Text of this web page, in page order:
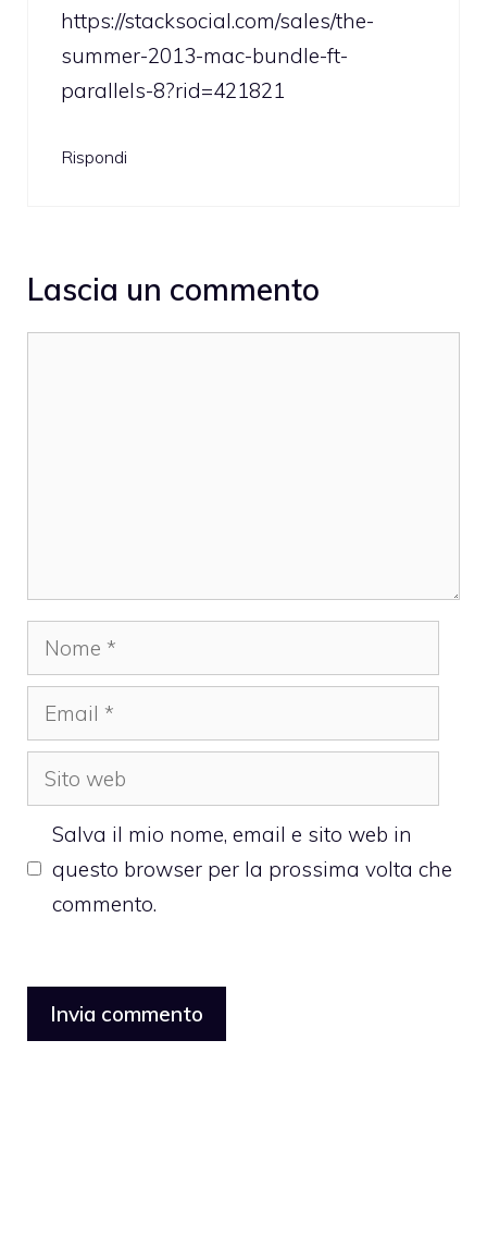
https://stacksocial.com/sales/the-
summer-2013-mac-bundle-ft-
parallels-8?rid=421821
Rispondi
Lascia un commento
Nome
Email
Sito
web
Salva il mio nome, email e sito web in
questo browser per la prossima volta che
commento.